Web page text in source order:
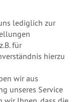
lediglich zur
für
hierzu
wir aus
unseres Service